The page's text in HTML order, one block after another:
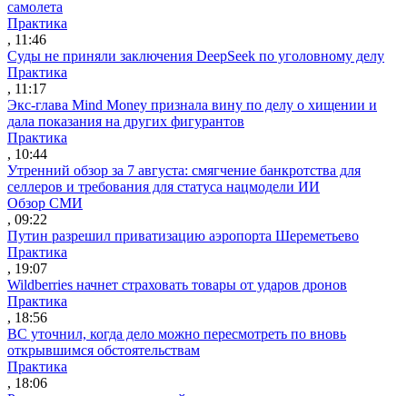
самолета
Практика
, 11:46
Суды не приняли заключения DeepSeek по уголовному делу
Практика
, 11:17
Экс-глава Mind Money признала вину по делу о хищении и
дала показания на других фигурантов
Практика
, 10:44
Утренний обзор за 7 августа: смягчение банкротства для
селлеров и требования для статуса нацмодели ИИ
Обзор СМИ
, 09:22
Путин разрешил приватизацию аэропорта Шереметьево
Практика
, 19:07
Wildberries начнет страховать товары от ударов дронов
Практика
, 18:56
ВС уточнил, когда дело можно пересмотреть по вновь
открывшимся обстоятельствам
Практика
, 18:06